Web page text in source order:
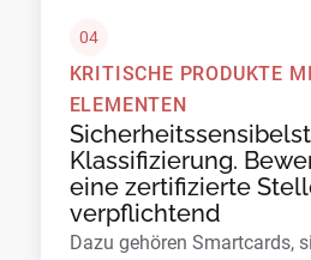
04
KRITISCHE PRODUKTE
ELEMENTEN
Klassifizierung.
eine zertifizierte
verpflichtend
Dazu gehören Smartcards,